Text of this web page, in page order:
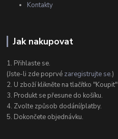
Kontakty
Jak nakupovat
1. Přihlaste se.
(Jste-li zde poprvé zaregistrujte se.)
2. U zboží klikněte na tlačítko "Koupit"
3. Produkt se přesune do košíku.
4. Zvolte způsob dodání/platby.
5. Dokončete objednávku.